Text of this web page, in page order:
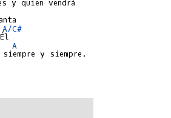
A/C#
A
y siempre.